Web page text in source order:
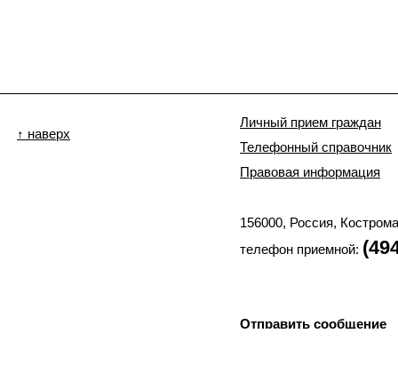
↑ наверх
Личный прием граждан
Телефонный справочник
Правовая информация
156000, Россия,
телефон приемной:
Отправить сообщение